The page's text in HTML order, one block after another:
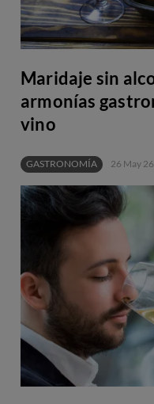
Maridaje sin
armonías
vino
GASTRONOMÍA 26 May 26